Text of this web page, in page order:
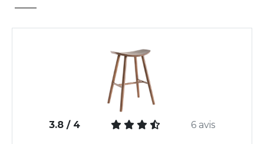
3.8 / 4 6 avis